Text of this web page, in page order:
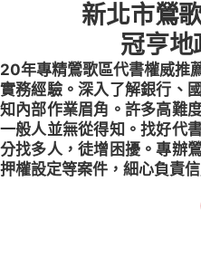
新北市鶯
冠亨地
20年專精鶯歌區代書權威推
實務經驗。深入了解銀行、
知內部作業眉角。許多高難
一般人並無從得知。找好代
分找多人，徒增困擾。專辦
押權設定等案件，細心負責